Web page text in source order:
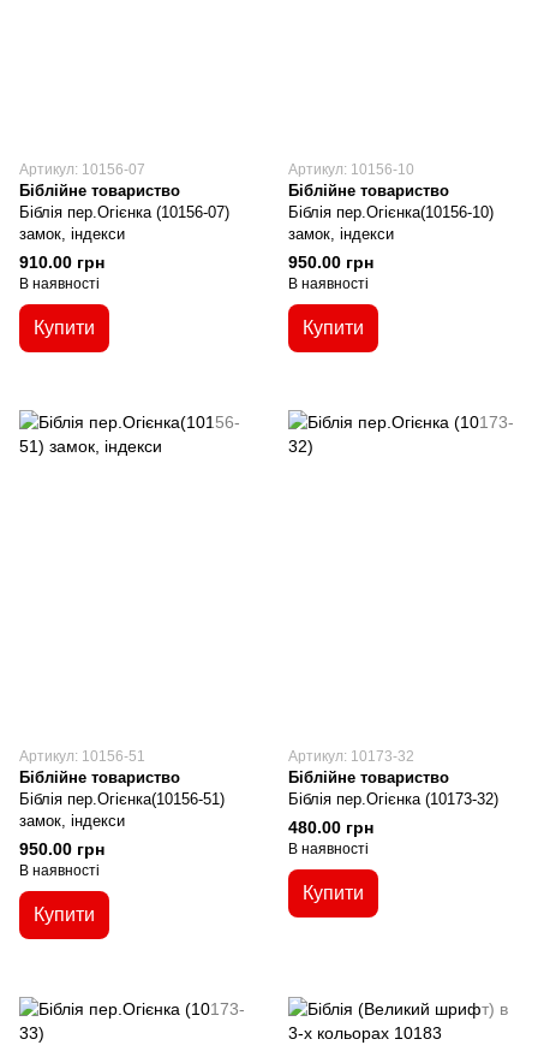
Артикул: 10156-07
Біблійне товариство
Біблія пер.Огієнка (10156-07)
замок, індекси
910.00 грн
В наявності
Купити
Артикул: 10156-10
Біблійне товариство
Біблія пер.Огієнка(10156-10)
замок, індекси
950.00 грн
В наявності
Купити
Артикул: 10156-51
Біблійне товариство
Біблія пер.Огієнка(10156-51)
замок, індекси
950.00 грн
В наявності
Купити
Артикул: 10173-32
Біблійне товариство
Біблія пер.Огієнка (10173-32)
480.00 грн
В наявності
Купити